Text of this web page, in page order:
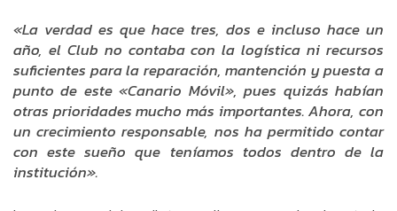
«La verdad es que hace tres, dos e incluso hace un
año, el Club no contaba con la logística ni recursos
suficientes para la reparación, mantención y puesta a
punto de este «Canario Móvil», pues quizás habían
otras prioridades mucho más importantes. Ahora, con
un crecimiento responsable, nos ha permitido contar
con este sueño que teníamos todos dentro de la
institución».